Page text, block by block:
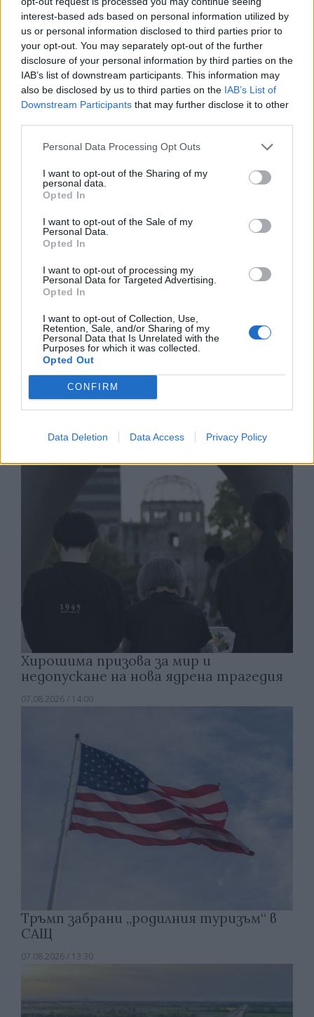
interest-based ads based on personal information utilized by
us or personal information disclosed to third parties prior to
your opt-out. You may separately opt-out of the further
disclosure of your personal information by third parties on the
IAB’s list of downstream participants. This information may
also be disclosed by us to third parties on the IAB’s List of
Downstream Participants that may further disclose it to other
Personal Data Processing Opt Outs
I want to opt-out of the Sharing of my
personal data.
Opted In
I want to opt-out of the Sale of my
Personal Data.
Opted In
I want to opt-out of processing my
Personal Data for Targeted Advertising.
Opted In
I want to opt-out of Collection, Use,
Retention, Sale, and/or Sharing of my
Personal Data that Is Unrelated with the
Purposes for which it was collected.
Opted Out
CONFIRM
Data Deletion Data Access Privacy Policy
Астронавти на NASA излязоха в
открития космос
07.08.2026 / 15:00
Франция ще забрани рекламните
обаждания без съгласието на
07.08.2026 / 14:30
Хирошима призова за мир и
недопускане на нова ядрена трагедия
07.08.2026 / 14:00
Тръмп забрани „родилния туризъм“ в
САЩ
07.08.2026 / 13:30